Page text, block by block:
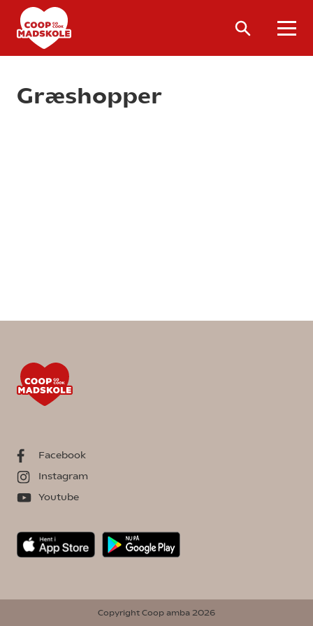
Græshopper
Facebook
Instagram
Youtube
Copyright Coop amba 2026